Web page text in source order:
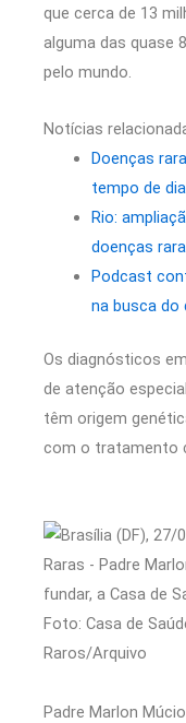
que cerca de 13
alguma das quase
pelo mundo.
Notícias
Doenças
tempo de
Rio:
doenças
Podcast
na busca do
Os diagnósticos
de atenção
têm origem
com o tratamento
Padre Marlon